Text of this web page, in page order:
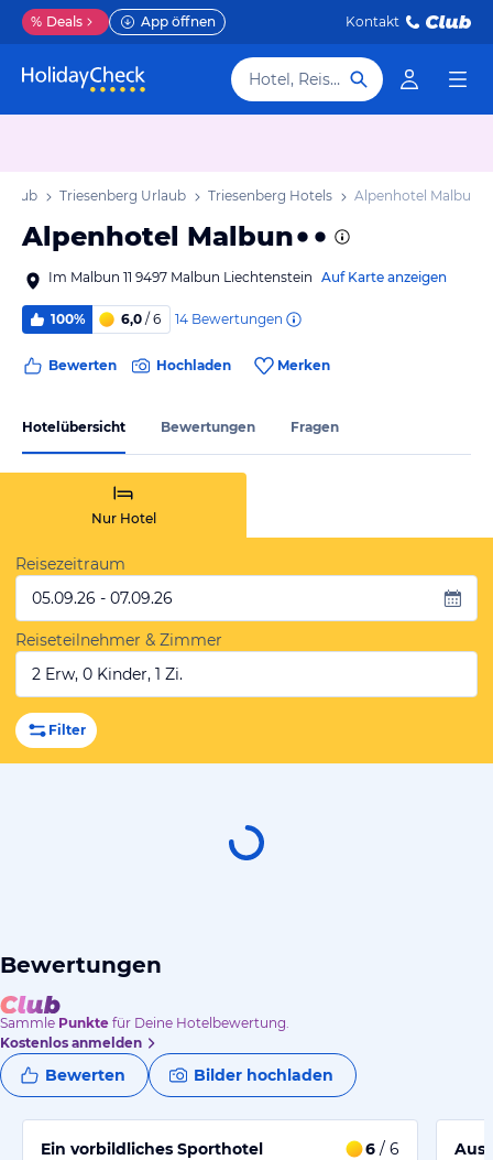
% Deals App öffnen Kontakt
Hotel, Reiseziel
Triesenberg Urlaub Triesenberg Hotels Alpenhotel Malbun
Alpenhotel Malbun
Im Malbun 11 9497 Malbun Liechtenstein Auf Karte anzeigen
100% 6,0 / 6 14 Bewertungen
Bewerten Hochladen Merken
Hotelübersicht Bewertungen Fragen
Nur Hotel
Reisezeitraum
05.09.26 - 07.09.26
Reiseteilnehmer & Zimmer
2 Erw, 0 Kinder, 1 Zi.
Filter
Bewertungen
Sammle Punkte für Deine Hotelbewertung.
Kostenlos anmelden
Bewerten Bilder hochladen
Ein vorbildliches Sporthotel 6 / 6